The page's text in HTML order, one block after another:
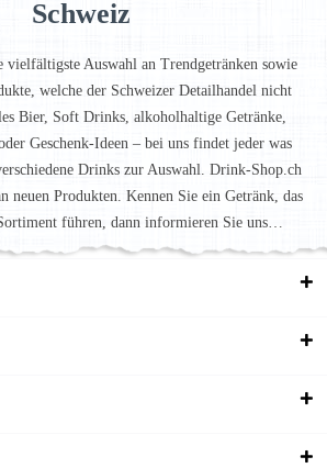
Schweiz
vielfältigste Auswahl an Trendgetränken sowie
welche der Schweizer Detailhandel nicht
Bier, Soft Drinks, alkoholhaltige Getränke,
Geschenk-Ideen – bei uns findet jeder was
Drinks zur Auswahl. Drink-Shop.ch
neuen Produkten. Kennen Sie ein Getränk, das
führen, dann informieren Sie uns…